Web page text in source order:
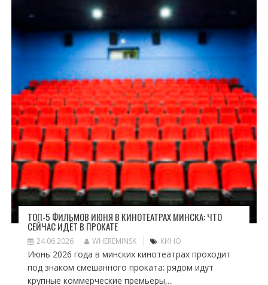
ТОП-5 ФИЛЬМОВ ИЮНЯ В КИНОТЕАТРАХ МИНСКА: ЧТО
СЕЙЧАС ИДЁТ В ПРОКАТЕ
24.06.2026 WHEREMINSK КИНО
Июнь 2026 года в минских кинотеатрах проходит
под знаком смешанного проката: рядом идут
крупные коммерческие премьеры,...